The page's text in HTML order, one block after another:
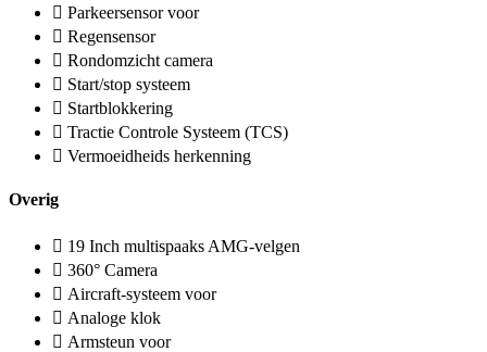
Parkeersensor voor
Regensensor
Rondomzicht camera
Start/stop systeem
Startblokkering
Tractie Controle Systeem (TCS)
Vermoeidheids herkenning
Overig
19 Inch multispaaks AMG-velgen
360° Camera
Aircraft-systeem voor
Analoge klok
Armsteun voor